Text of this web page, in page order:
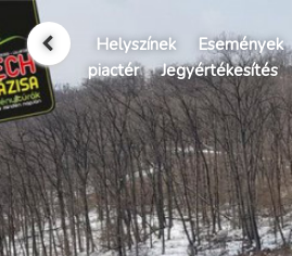
Helyszínek Események
piactér
Jegyértékesítés